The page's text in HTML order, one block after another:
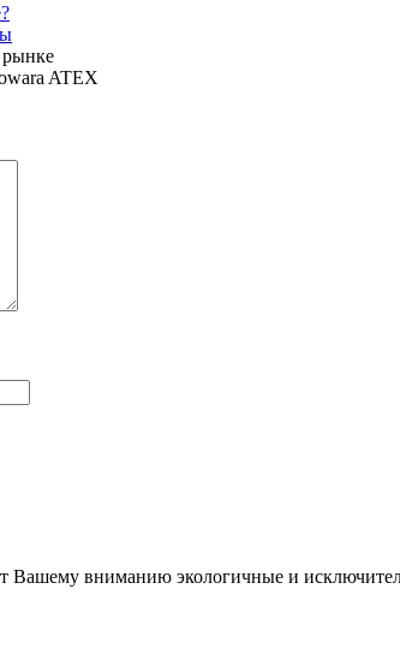
рынке
ATEX
вниманию экологичные и